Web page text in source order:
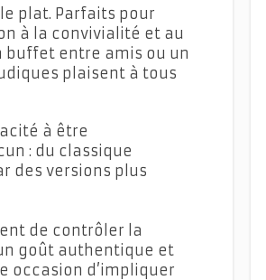
plat. Parfaits pour
à la convivialité et au
buffet entre amis ou un
plaisent à tous
à être
: du classique
des versions plus
de contrôler la
goût authentique et
occasion d’impliquer